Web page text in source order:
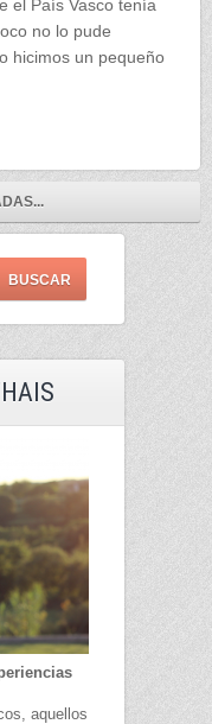
el País Vasco tenía
no lo pude
hicimos un pequeño
aquellos